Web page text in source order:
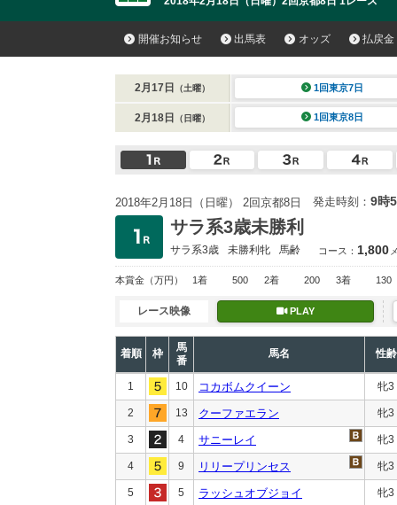
開催お知らせ 出馬表 オッズ 払戻金
2月17日 （土曜） 1回東京7日
2月18日 （日曜） 1回東京8日
2018年2月18日（日曜） 2回京都8日 発走時刻： 9時
サラ系3歳未勝利
サラ系3歳 未勝利牝 馬齢 コース： 1,800
本賞金 （万円） 1着 500 2着 200 3着 130
レース映像 PLAY
着順 枠
馬
番
馬名 性齢
1 10 コカボムクイーン 牝3
2 13 クーファエラン 牝3
3 4 サニーレイ 牝3
4 9 リリープリンセス 牝3
5 5 ラッシュオブジョイ 牝3